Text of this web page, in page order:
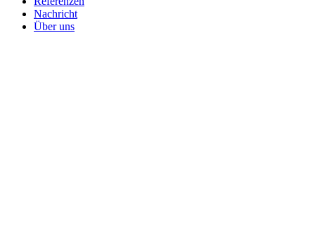
Nachricht
Über uns